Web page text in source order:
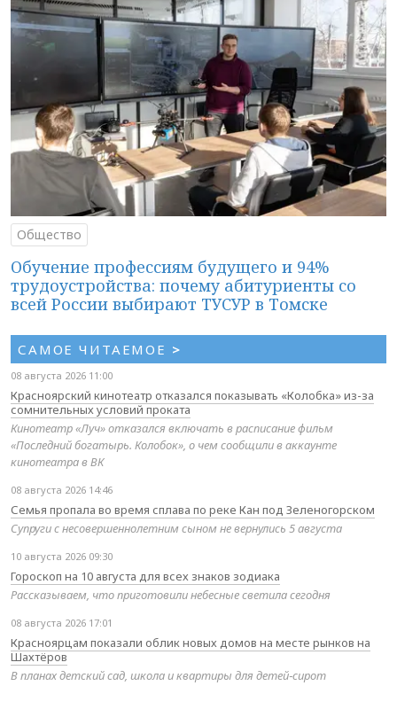
Общество
Обучение профессиям будущего и 94%
трудоустройства: почему абитуриенты со
всей России выбирают ТУСУР в Томске
САМОЕ ЧИТАЕМОЕ >
08 августа 2026 11:00
Красноярский кинотеатр отказался показывать «Колобка» из-за
сомнительных условий проката
Кинотеатр «Луч» отказался включать в расписание фильм
«Последний богатырь. Колобок», о чем сообщили в аккаунте
кинотеатра в ВК
08 августа 2026 14:46
Семья пропала во время сплава по реке Кан под Зеленогорском
Супруги с несовершеннолетним сыном не вернулись 5 августа
10 августа 2026 09:30
Гороскоп на 10 августа для всех знаков зодиака
Рассказываем, что приготовили небесные светила сегодня
08 августа 2026 17:01
Красноярцам показали облик новых домов на месте рынков на
Шахтёров
В планах детский сад, школа и квартиры для детей‑сирот